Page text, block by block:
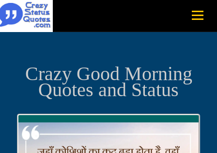
Crazy Good Morning
Quotes and Status